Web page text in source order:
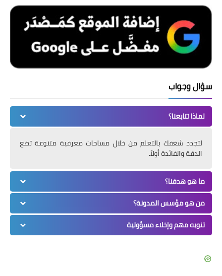
سؤال وجواب
لماذا تتابعنا؟
لتجدد شغفك بالتعلم من خلال مساحات معرفية متنوعة تضع
الدقة والفائدة أولاً.
ما هو هدفنا؟
من هو مؤسس المدونة؟
تنويه مهم وإخلاء مسؤولية